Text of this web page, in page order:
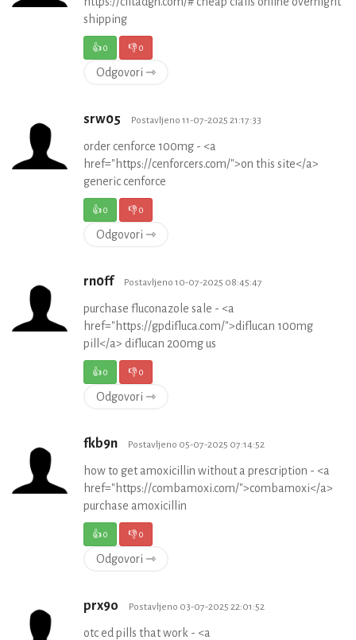
shipping
👍0 👎0
Odgovori ⇾
srw05 Postavljeno 11-07-2025 21:17:33
order cenforce 100mg - <a
href="https://cenforcers.com/">on this site</a>
generic cenforce
👍0 👎0
Odgovori ⇾
rn0ff Postavljeno 10-07-2025 08:45:47
purchase fluconazole sale - <a
href="https://gpdifluca.com/">diflucan 100mg
pill</a> diflucan 200mg us
👍0 👎0
Odgovori ⇾
fkb9n Postavljeno 05-07-2025 07:14:52
how to get amoxicillin without a prescription - <a
href="https://combamoxi.com/">combamoxi</a>
purchase amoxicillin
👍0 👎0
Odgovori ⇾
prx9o Postavljeno 03-07-2025 22:01:52
otc ed pills that work - <a